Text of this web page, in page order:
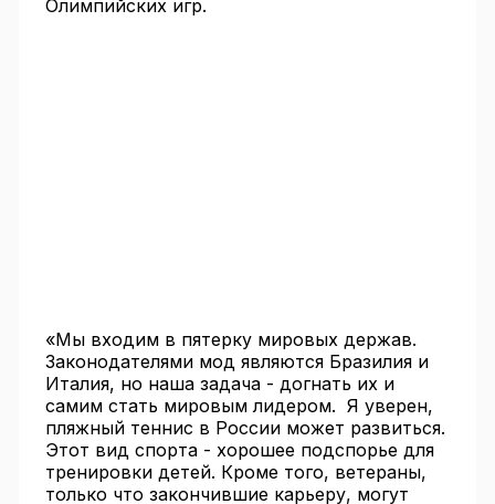
Олимпийских игр.
«Мы входим в пятерку мировых держав.
Законодателями мод являются Бразилия и
Италия, но наша задача - догнать их и
самим стать мировым лидером. Я уверен,
пляжный теннис в России может развиться.
Этот вид спорта - хорошее подспорье для
тренировки детей. Кроме того, ветераны,
только что закончившие карьеру, могут